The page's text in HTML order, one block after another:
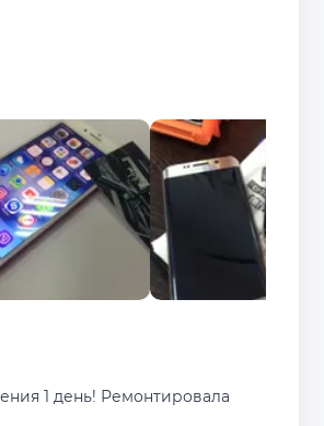
1 день! Ремонтировала